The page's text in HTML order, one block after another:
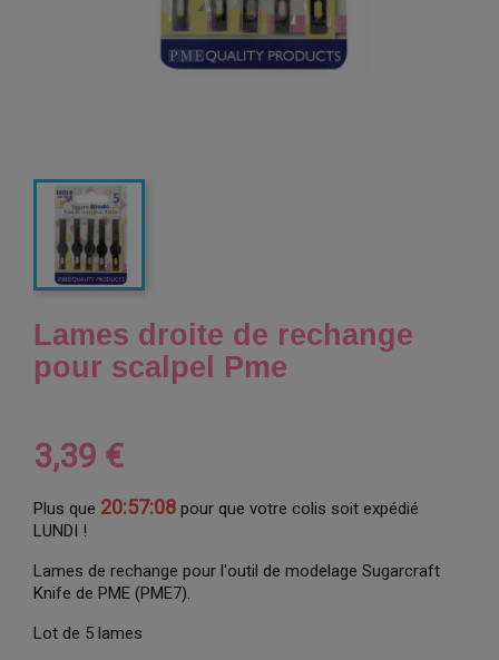
Lames droite de rechange
pour scalpel Pme
3,39 €
Plus que 20:57:08 pour que votre colis soit expédié
LUNDI !
Lames de rechange pour l'outil de modelage Sugarcraft
Knife de PME (PME7).
Lot de 5 lames